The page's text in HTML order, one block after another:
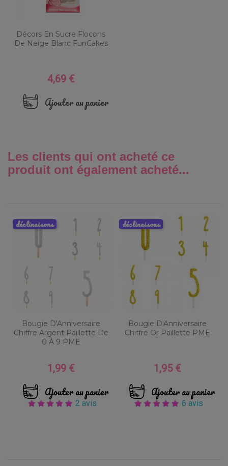
Décors En Sucre Flocons
De Neige Blanc FunCakes
Prix
4,69 €
Ajouter au panier
Les clients qui ont acheté ce
produit ont également acheté...
Bougie D'Anniversaire
Chiffre Argent Paillette De
0 À 9 PME
Prix
1,99 €
Ajouter au panier
2 avis
déclinaisons
Bougie D'Anniversaire
Chiffre Or Paillette PME
Prix
1,95 €
Ajouter au panier
6 avis
déclinaisons